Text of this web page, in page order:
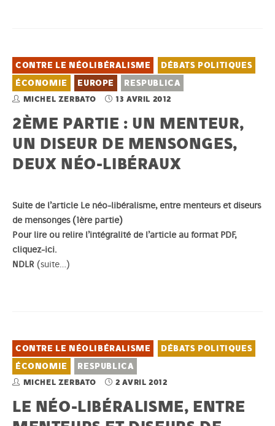
CONTRE LE NÉOLIBÉRALISME
DÉBATS POLITIQUES
ÉCONOMIE
EUROPE RESPUBLICA
MICHEL ZERBATO 13 AVRIL 2012
2ÈME PARTIE : UN MENTEUR,
UN DISEUR DE MENSONGES,
DEUX NÉO-LIBÉRAUX
Suite de l’article Le néo-libéralisme, entre menteurs et diseurs
de mensonges (1ère partie)
Pour lire ou relire l’intégralité de l’article au format PDF,
cliquez-ici.
NDLR (suite…)
CONTRE LE NÉOLIBÉRALISME
DÉBATS POLITIQUES
ÉCONOMIE
RESPUBLICA
MICHEL ZERBATO 2 AVRIL 2012
LE NÉO-LIBÉRALISME, ENTRE